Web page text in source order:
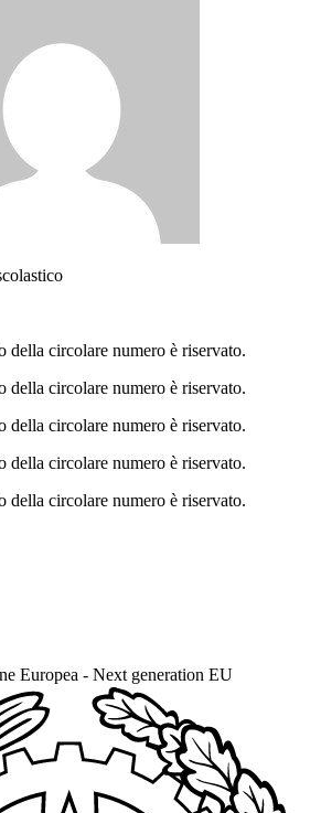
della circolare numero è riservato.
della circolare numero è riservato.
della circolare numero è riservato.
della circolare numero è riservato.
della circolare numero è riservato.